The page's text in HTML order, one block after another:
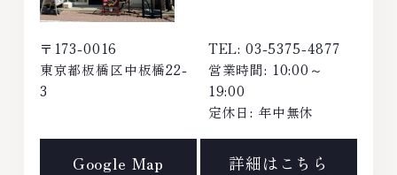
〒173-0016
東京都板橋区中板橋22-
3
TEL: 03-5375-4877
営業時間: 10:00～
19:00
定休日: 年中無休
Google Map 詳細はこちら